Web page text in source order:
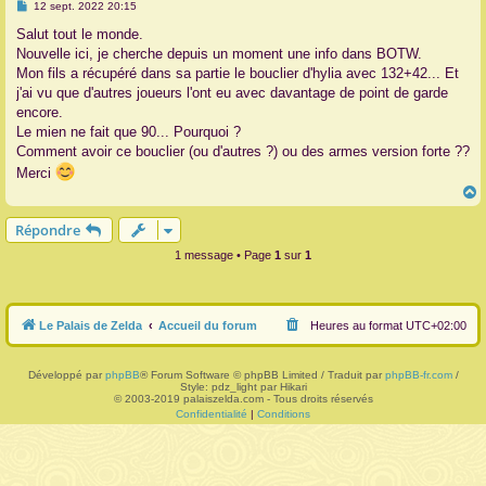
M
s
a
g
12 sept. 2022 20:15
Salut tout le monde.
Nouvelle ici, je cherche depuis un moment une info dans BOTW.
Mon fils a récupéré dans sa partie le bouclier d'hylia avec 132+42... Et
j'ai vu que d'autres joueurs l'ont eu avec davantage de point de garde
encore.
Le mien ne fait que 90... Pourquoi ?
Comment avoir ce bouclier (ou d'autres ?) ou des armes version forte ??
Merci
a
Répondre
1 message • Page 1 sur 1
Le Palais de Zelda Accueil du forum Heures au format UTC+02:00
Développé par phpBB® Forum Software © phpBB Limited / Traduit par phpBB-fr.com/
Style: pdz_light par Hikari
© 2003-2019 palaiszelda.com - Tous droits réservés
Confidentialité | Conditions